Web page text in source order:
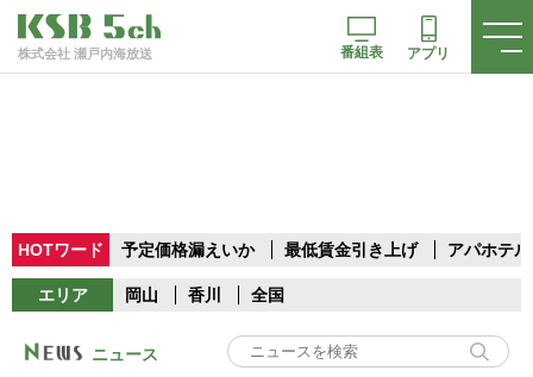
株式会社 瀬戸内海放送 番組表 アプリ
HOTワード 予定価格漏えいか 最低賃金引き上げ アパホテル
エリア 岡山 香川 全国
ニュース